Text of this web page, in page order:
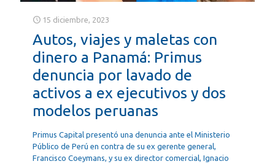
15 diciembre, 2023
Autos, viajes y maletas con
dinero a Panamá: Primus
denuncia por lavado de
activos a ex ejecutivos y dos
modelos peruanas
Primus Capital presentó una denuncia ante el Ministerio
Público de Perú en contra de su ex gerente general,
Francisco Coeymans, y su ex director comercial, Ignacio